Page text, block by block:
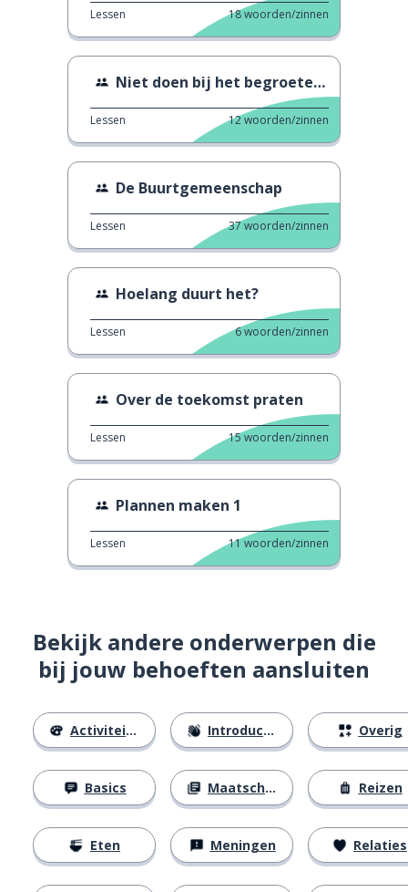
Lessen 18woorden/zinnen
Niet doen bij het begroeten van iemand
Lessen 12woorden/zinnen
De Buurtgemeenschap
Lessen 37woorden/zinnen
Hoelang duurt het?
Lessen 6woorden/zinnen
Over de toekomst praten
Lessen 15woorden/zinnen
Plannen maken 1
Lessen 11woorden/zinnen
Bekijk andere onderwerpen die
bij jouw behoeften aansluiten
Activiteiten
Basics
Eten
Introducties
Maatschappij
Meningen
Overig
Reizen
Relaties